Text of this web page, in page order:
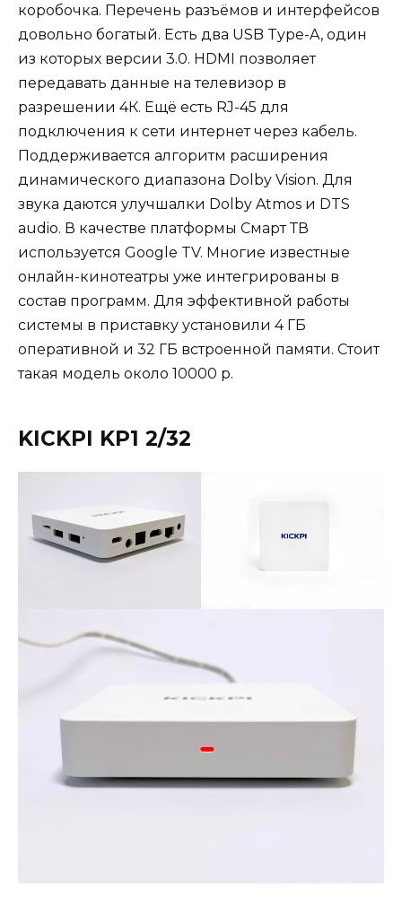
коробочка. Перечень разъёмов и интерфейсов
довольно богатый. Есть два USB Type-A, один
из которых версии 3.0. HDMI позволяет
передавать данные на телевизор в
разрешении 4К. Ещё есть RJ-45 для
подключения к сети интернет через кабель.
Поддерживается алгоритм расширения
динамического диапазона Dolby Vision. Для
звука даются улучшалки Dolby Atmos и DTS
audio. В качестве платформы Смарт ТВ
используется Google TV. Многие известные
онлайн-кинотеатры уже интегрированы в
состав программ. Для эффективной работы
системы в приставку установили 4 ГБ
оперативной и 32 ГБ встроенной памяти. Стоит
такая модель около 10000 р.
KICKPI KP1 2/32